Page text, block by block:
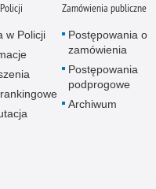
w Policji
Zamówienia publiczne
Postępowania o
zamówienia
Postępowania
podprogowe
Archiwum